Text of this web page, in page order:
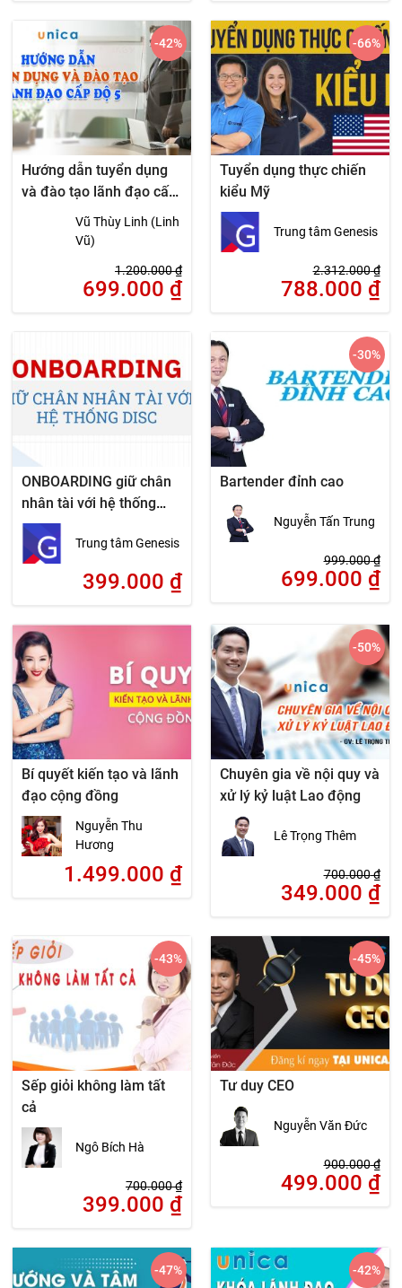
Hướng dẫn tuyển dụng
và đào tạo lãnh đạo cấp
Vũ Thùy Linh (Linh
Vũ)
1.200.000₫
699.000 ₫
-42%
Tuyển dụng thực chiến
kiểu Mỹ
Trung tâm Genesis
2.312.000₫
788.000 ₫
-66%
ONBOARDING giữ chân
nhân tài với hệ thống
DISC
Trung tâm Genesis
399.000 ₫
Bartender đỉnh cao
Nguyễn Tấn Trung
999.000₫
699.000 ₫
-30%
Bí quyết kiến tạo và lãnh
đạo cộng đồng
Nguyễn Thu
Hương
1.499.000 ₫
Chuyên gia về nội quy và
xử lý kỷ luật Lao động
Lê Trọng Thêm
700.000₫
349.000 ₫
-50%
Sếp giỏi không làm tất
cả
Ngô Bích Hà
700.000₫
399.000 ₫
-43%
Tư duy CEO
Nguyễn Văn Đức
900.000₫
499.000 ₫
-45%
-47% -42%